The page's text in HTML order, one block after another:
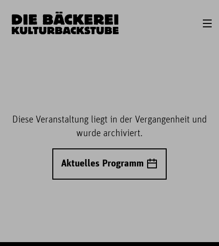
Diese Veranstaltung liegt in der Vergangenheit und
wurde archiviert.
Aktuelles Programm